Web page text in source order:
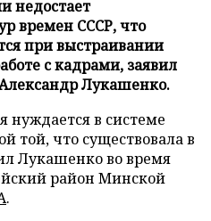
недостает
времен СССР, что
при выстраивании
с кадрами, заявил
Лукашенко.
нуждается в системе
той, что существовала в
Лукашенко во время
район Минской
.